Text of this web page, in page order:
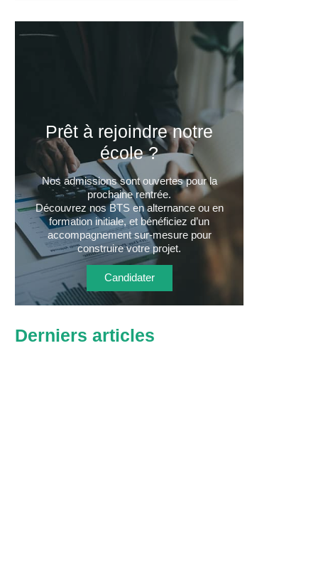
Prêt à rejoindre notre
école ?
Nos admissions sont ouvertes pour la
prochaine rentrée.
Découvrez nos BTS en alternance ou en
formation initiale, et bénéficiez d’un
accompagnement sur-mesure pour
construire votre projet.
Candidater
Derniers articles